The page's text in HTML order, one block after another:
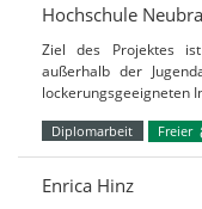
Hochschule
Ziel des Projektes
außerhalb der
lockerungsgeeigneten
Diplomarbeit Freier
Enrica Hinz